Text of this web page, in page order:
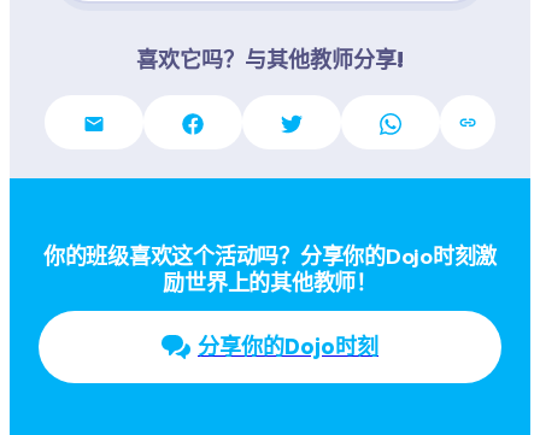
喜欢它吗？与其他教师分享!
你的班级喜欢这个活动吗？分享你的Dojo时刻激
励世界上的其他教师！
分享你的Dojo时刻